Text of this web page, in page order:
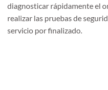
diagnosticar rápidamente el
realizar las pruebas de
servicio por finalizado.